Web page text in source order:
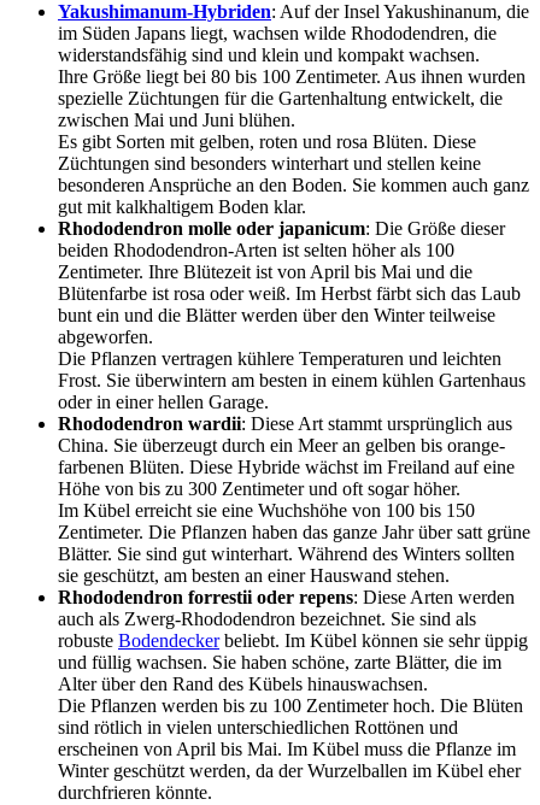
Yakushimanum-Hybriden: Auf der Insel Yakushinanum, die
im Süden Japans liegt, wachsen wilde Rhododendren, die
widerstandsfähig sind und klein und kompakt wachsen.
Ihre Größe liegt bei 80 bis 100 Zentimeter. Aus ihnen wurden
spezielle Züchtungen für die Gartenhaltung entwickelt, die
zwischen Mai und Juni blühen.
Es gibt Sorten mit gelben, roten und rosa Blüten. Diese
Züchtungen sind besonders winterhart und stellen keine
besonderen Ansprüche an den Boden. Sie kommen auch ganz
gut mit kalkhaltigem Boden klar.
Rhododendron molle oder japanicum: Die Größe dieser
beiden Rhododendron-Arten ist selten höher als 100
Zentimeter. Ihre Blütezeit ist von April bis Mai und die
Blütenfarbe ist rosa oder weiß. Im Herbst färbt sich das Laub
bunt ein und die Blätter werden über den Winter teilweise
abgeworfen.
Die Pflanzen vertragen kühlere Temperaturen und leichten
Frost. Sie überwintern am besten in einem kühlen Gartenhaus
oder in einer hellen Garage.
Rhododendron wardii: Diese Art stammt ursprünglich aus
China. Sie überzeugt durch ein Meer an gelben bis orange-
farbenen Blüten. Diese Hybride wächst im Freiland auf eine
Höhe von bis zu 300 Zentimeter und oft sogar höher.
Im Kübel erreicht sie eine Wuchshöhe von 100 bis 150
Zentimeter. Die Pflanzen haben das ganze Jahr über satt grüne
Blätter. Sie sind gut winterhart. Während des Winters sollten
sie geschützt, am besten an einer Hauswand stehen.
Rhododendron forrestii oder repens: Diese Arten werden
auch als Zwerg-Rhododendron bezeichnet. Sie sind als
robuste Bodendeckerbeliebt. Im Kübel können sie sehr üppig
und füllig wachsen. Sie haben schöne, zarte Blätter, die im
Alter über den Rand des Kübels hinauswachsen.
Die Pflanzen werden bis zu 100 Zentimeter hoch. Die Blüten
sind rötlich in vielen unterschiedlichen Rottönen und
erscheinen von April bis Mai. Im Kübel muss die Pflanze im
Winter geschützt werden, da der Wurzelballen im Kübel eher
durchfrieren könnte.